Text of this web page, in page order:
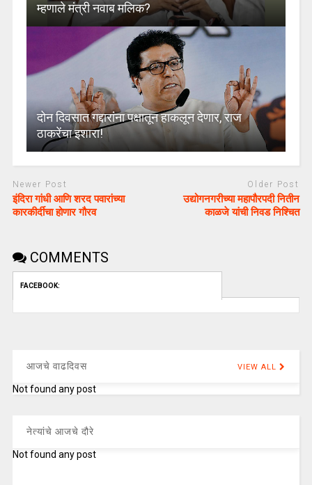
म्हणाले मंत्री नवाब मलिक?
दोन दिवसात गद्दारांना पक्षातून हाकलून देणार, राज
ठाकरेंचा इशारा!
Newer Post
इंदिरा गांधी आणि शरद पवारांच्या
कारकीर्दीचा होणार गौरव
Older Post
उद्योगनगरीच्या महापौरपदी नितीन
काळजे यांची निवड निश्चित
COMMENTS
FACEBOOK:
आजचे वाढदिवस VIEW ALL
Not found any post
नेत्यांचे आजचे दौरे
Not found any post